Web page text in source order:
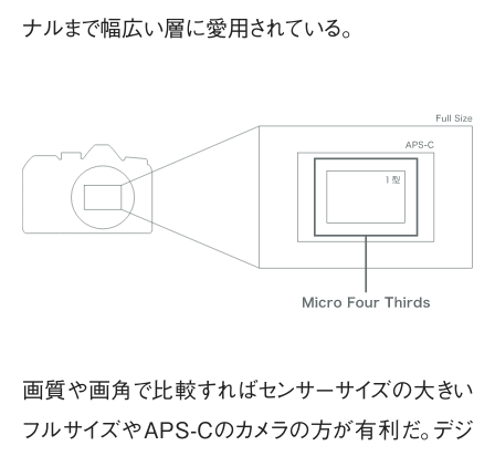
ナルまで幅広い層に愛用されている。
画質や画角で比較すればセンサーサイズの大きい
フルサイズやAPS-Cのカメラの方が有利だ。デジ